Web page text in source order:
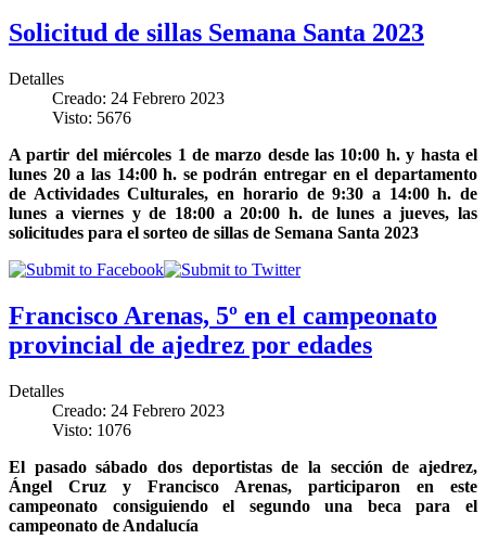
Solicitud de sillas Semana Santa 2023
Detalles
Creado: 24 Febrero 2023
Visto: 5676
A partir del miércoles 1 de marzo desde las 10:00 h. y hasta el
lunes 20 a las 14:00 h. se podrán entregar en el departamento
de Actividades Culturales, en horario de 9:30 a 14:00 h. de
lunes a viernes y de 18:00 a 20:00 h. de lunes a jueves, las
solicitudes para el sorteo de sillas de Semana Santa 2023
Francisco Arenas, 5º en el campeonato
provincial de ajedrez por edades
Detalles
Creado: 24 Febrero 2023
Visto: 1076
El pasado sábado dos deportistas de la sección de ajedrez,
Ángel Cruz y Francisco Arenas, participaron en este
campeonato consiguiendo el segundo una beca para el
campeonato de Andalucía